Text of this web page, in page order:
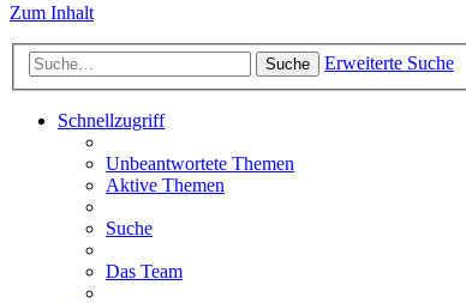
Zum Inhalt
Suche Erweiterte Suche
Schnellzugriff
Unbeantwortete Themen
Aktive Themen
Suche
Das Team